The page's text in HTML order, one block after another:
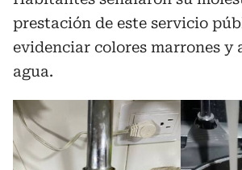
prestación de este servicio
evidenciar colores marrones y
agua.